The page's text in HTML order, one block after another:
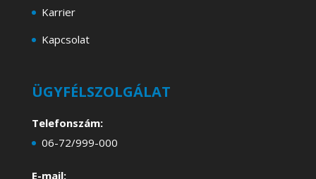
Karrier
Kapcsolat
ÜGYFÉLSZOLGÁLAT
Telefonszám:
06-72/999-000
E-mail: